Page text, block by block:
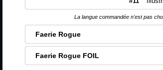
La langue commandée n'est pas
Faerie Rogue
Faerie Rogue FOIL